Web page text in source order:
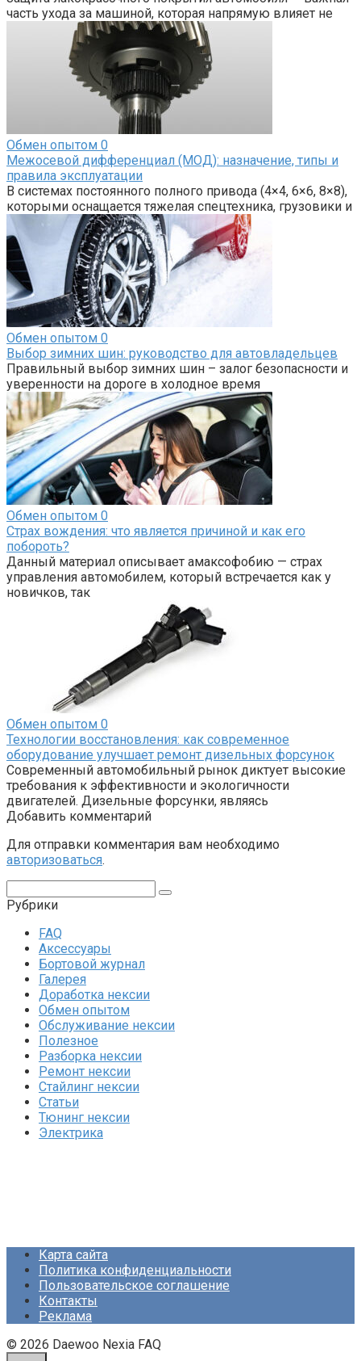
часть ухода за машиной, которая напрямую влияет не
Обмен опытом 0
Межосевой дифференциал (МОД): назначение, типы и
правила эксплуатации
В системах постоянного полного привода (4×4, 6×6, 8×8),
которыми оснащается тяжелая спецтехника, грузовики и
Обмен опытом 0
Выбор зимних шин: руководство для автовладельцев
Правильный выбор зимних шин – залог безопасности и
уверенности на дороге в холодное время
Обмен опытом 0
Страх вождения: что является причиной и как его
побороть?
Данный материал описывает амаксофобию — страх
управления автомобилем, который встречается как у
новичков, так
Обмен опытом 0
Технологии восстановления: как современное
оборудование улучшает ремонт дизельных форсунок
Современный автомобильный рынок диктует высокие
требования к эффективности и экологичности
двигателей. Дизельные форсунки, являясь
Добавить комментарий
Для отправки комментария вам необходимо
авторизоваться.
Рубрики
FAQ
Аксессуары
Бортовой журнал
Галерея
Доработка нексии
Обмен опытом
Обслуживание нексии
Полезное
Разборка нексии
Ремонт нексии
Стайлинг нексии
Статьи
Тюнинг нексии
Электрика
Карта сайта
Политика конфиденциальности
Пользовательское соглашение
Контакты
Реклама
© 2026 Daewoo Nexia FAQ